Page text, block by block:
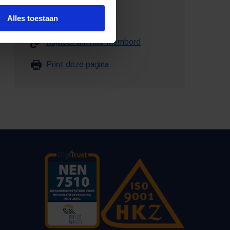
Alles toestaanE-mail deze pagina
Kopieer link naar klembord
Print deze pagina